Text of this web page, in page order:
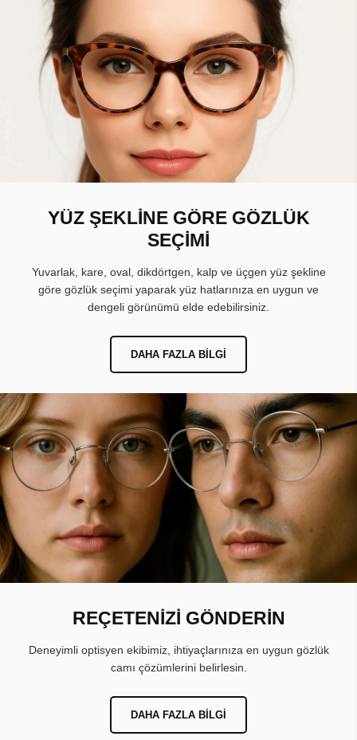
YÜZ ŞEKLİNE GÖRE GÖZLÜK
SEÇİMİ
Yuvarlak, kare, oval, dikdörtgen, kalp ve üçgen yüz şekline
göre gözlük seçimi yaparak yüz hatlarınıza en uygun ve
dengeli görünümü elde edebilirsiniz.
DAHA FAZLA BILGI
REÇETENİZİ GÖNDERİN
Deneyimli optisyen ekibimiz, ihtiyaçlarınıza en uygun gözlük
camı çözümlerini belirlesin.
DAHA FAZLA BILGI